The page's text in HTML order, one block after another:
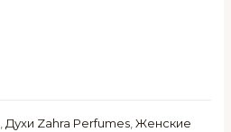
,Духи Zahra Perfumes,Женские